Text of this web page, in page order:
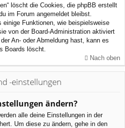
löscht die Cookies, die phpBB erstellt
im Forum angemeldet bleibst.
einige Funktionen, wie beispielsweise
von der Board-Administration aktiviert
An- oder Abmeldung hast, kann es
Boards löscht.
Nach oben
-einstellungen
ändern?
alle deine Einstellungen in der
Um diese zu ändern, gehe in den